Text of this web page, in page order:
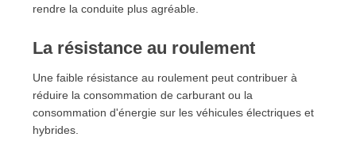
rendre la conduite plus agréable.
La résistance au roulement
Une faible résistance au roulement peut contribuer à
réduire la consommation de carburant ou la
consommation d'énergie sur les véhicules électriques et
hybrides.